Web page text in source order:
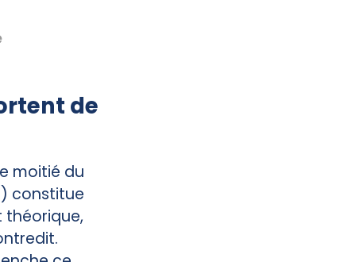
de
moitié du
constitue
théorique,